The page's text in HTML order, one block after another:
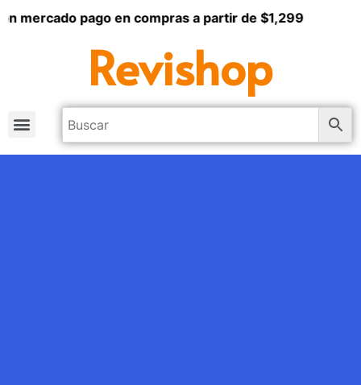
pago en compras a partir de $1,299
Revishop